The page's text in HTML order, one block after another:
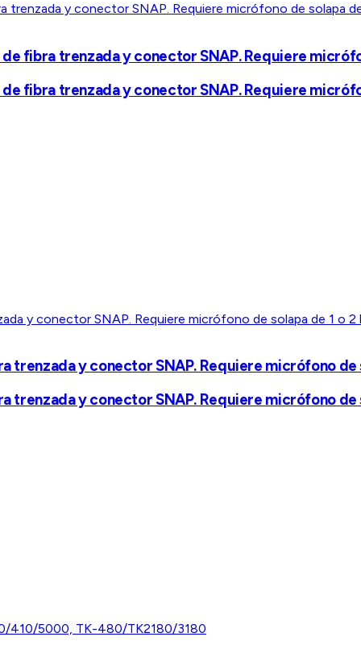
fibra trenzada y conector SNAP. Requiere
fibra trenzada y conector SNAP. Requiere
y conector SNAP. Requiere micrófono de
y conector SNAP. Requiere micrófono de